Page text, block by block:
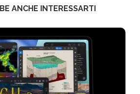
ANCHE INTERESSARTI